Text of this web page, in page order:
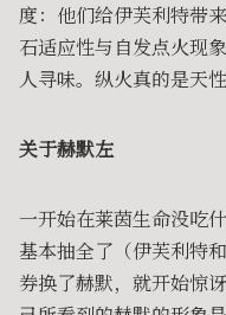
度：他们给伊芙利特带
石适应性与自发点火现
人寻味。纵火真的是天
关于赫默左
一开始在莱茵生命没吃
基本抽全了（伊芙利特
券换了赫默，就开始惊